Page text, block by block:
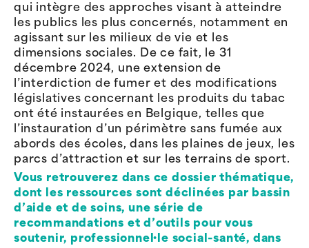
qui intègre des approches visant à atteindre
les publics les plus concernés, notamment en
agissant sur les milieux de vie et les
dimensions sociales. De ce fait, le 31
décembre 2024, une extension de
l’interdiction de fumer et des modifications
législatives concernant les produits du tabac
ont été instaurées en Belgique, telles que
l’instauration d’un périmètre sans fumée aux
abords des écoles, dans les plaines de jeux, les
parcs d’attraction et sur les terrains de sport.
Vous retrouverez dans ce dossier thématique,
dont les ressources sont déclinées par bassin
d’aide et de soins, une série de
recommandations et d’outils pour vous
soutenir, professionnel·le social-santé, dans